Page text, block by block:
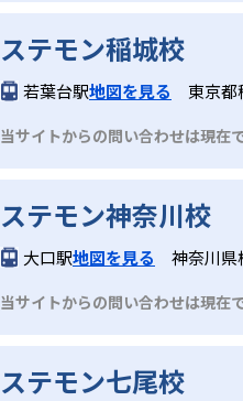
ステモン稲城校
若葉台駅地図を見る 東京都
当サイトからの問い合わせは現在
ステモン神奈川校
大口駅地図を見る 神奈川県
当サイトからの問い合わせは現在
ステモン七尾校